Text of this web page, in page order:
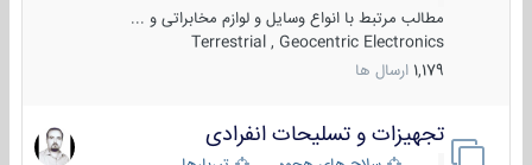
مطالب مرتبط با انواع وسایل و لوازم مخابراتی و ...
Terrestrial , Geocentric Electronics
1,179 ارسال ها
تجهیزات و تسلیحات انفرادی
17
فروردین